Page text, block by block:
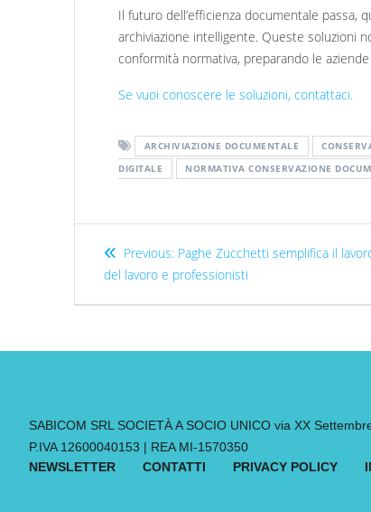
Il futuro dell’efficienza documentale passa,
archiviazione intelligente. Queste soluzioni
conformità normativa, preparando le
Se vuoi conoscere le soluzioni, contattaci.
ARCHIVIAZIONE DOCUMENTALE
DIGITALE
NORMATIVA CONSERVAZIONE
Previous: Paghe Zucchetti semplifica il
del lavoro e professionisti
SABICOM SRL SOCIETÀ A SOCIO UNICO via XX
P.IVA 12600040153 | REA MI-1570350
NEWSLETTER
CONTATTI PRIVACY POLICY